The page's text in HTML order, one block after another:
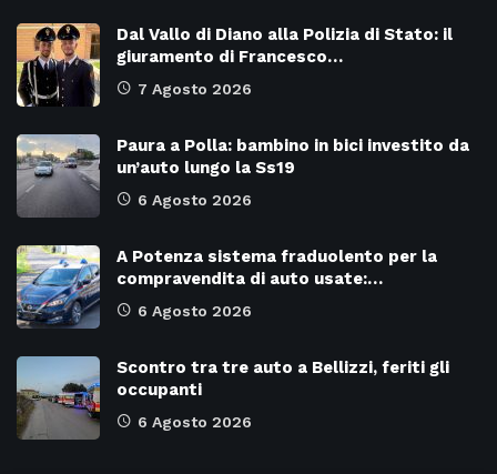
Dal Vallo di Diano alla Polizia di Stato: il
giuramento di Francesco…
7 Agosto 2026
Paura a Polla: bambino in bici investito da
un’auto lungo la Ss19
6 Agosto 2026
A Potenza sistema fraduolento per la
compravendita di auto usate:…
6 Agosto 2026
Scontro tra tre auto a Bellizzi, feriti gli
occupanti
6 Agosto 2026